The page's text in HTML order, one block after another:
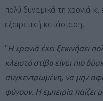
πολύ δυναμικά τη χρονιά κι
εξαιρετική κατάσταση.
“Η χρονιά έχει ξεκινήσει
κλειστό στίβο είναι πιο
συγκεντρωμένη, να μην
φύγουν. Η εμπειρία παίζει